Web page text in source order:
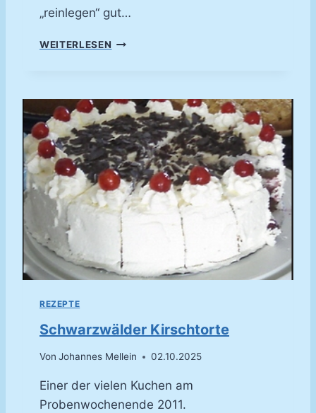
I
E
H
O
K
O
L
A
D
E
R
N
„reinlegen“ gut…
WEITERLESEN
P
A
-
C
R
E
M
E
REZEPTE
Schwarzwälder Kirschtorte
Von Johannes Mellein 02.10.2025
Einer der vielen Kuchen am
Probenwochenende 2011.